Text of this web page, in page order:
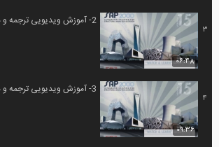
3
06:48
2- آموزش ویدیویی ترجمه و دوبله شده...
4
09:36
3- آموزش ویدیویی ترجمه و دوبله شده...